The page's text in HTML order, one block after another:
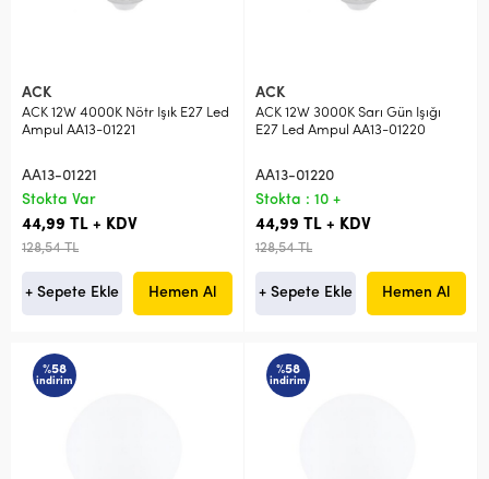
ACK
ACK 12W 4000K Nötr Işık E27 Led
Ampul AA13-01221
AA13-01221
Stokta Var
44,99 TL + KDV
128,54 TL
+ Sepete Ekle Hemen Al
ACK
ACK 12W 3000K Sarı Gün Işığı
E27 Led Ampul AA13-01220
AA13-01220
Stokta : 10 +
44,99 TL + KDV
128,54 TL
+ Sepete Ekle Hemen Al
%58
indirim
%58
indirim